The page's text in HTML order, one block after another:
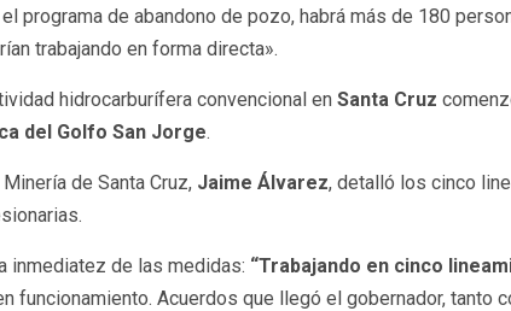
programa de abandono de pozo, habrá más de 180
trabajando en forma directa».
hidrocarburífera convencional en Santa Cruz
del Golfo San Jorge.
de Santa Cruz, Jaime Álvarez, detalló los cinco
inmediatez de las medidas: “Trabajando en cinco
funcionamiento. Acuerdos que llegó el gobernador,